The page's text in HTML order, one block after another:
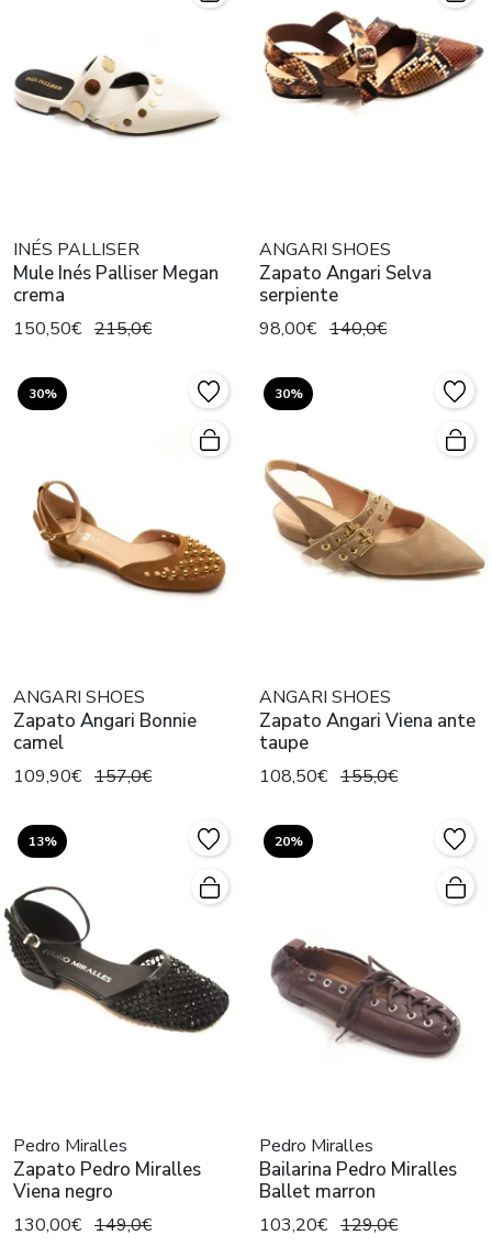
INÉS PALLISER
Mule Inés Palliser Megan
crema
150,50€ 215,0€
ANGARI SHOES
Zapato Angari Selva
serpiente
98,00€ 140,0€
30%
ANGARI SHOES
Zapato Angari Bonnie
camel
109,90€ 157,0€
30%
ANGARI SHOES
Zapato Angari Viena ante
taupe
108,50€ 155,0€
13%
Pedro Miralles
Zapato Pedro Miralles
Viena negro
130,00€ 149,0€
20%
Pedro Miralles
Bailarina Pedro Miralles
Ballet marron
103,20€ 129,0€